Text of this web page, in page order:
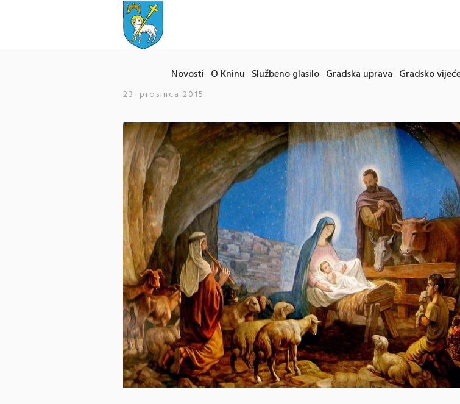
Novosti O Kninu Službeno glasilo Gradska uprava Gradsko
23. prosinca 2015.